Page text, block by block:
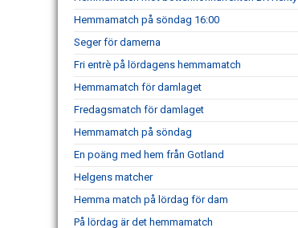
Hemmamatch på söndag 16:00
Seger för damerna
Fri entrè på lördagens hemmamatch
Hemmamatch för damlaget
Fredagsmatch för damlaget
Hemmamatch på söndag
En poäng med hem från Gotland
Helgens matcher
Hemma match på lördag för dam
På lördag är det hemmamatch